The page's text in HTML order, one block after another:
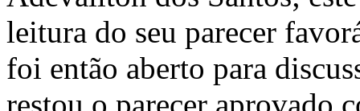
leitura do seu parecer
foi então aberto para
restou o parecer aprovado